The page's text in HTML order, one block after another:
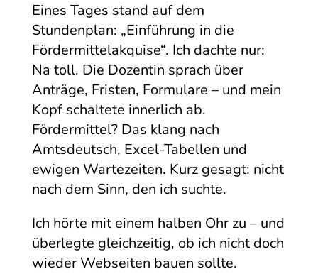
Eines Tages stand auf dem
Stundenplan: „Einführung in die
Fördermittelakquise“. Ich dachte nur:
Na toll. Die Dozentin sprach über
Anträge, Fristen, Formulare – und mein
Kopf schaltete innerlich ab.
Fördermittel? Das klang nach
Amtsdeutsch, Excel-Tabellen und
ewigen Wartezeiten. Kurz gesagt: nicht
nach dem Sinn, den ich suchte.
Ich hörte mit einem halben Ohr zu – und
überlegte gleichzeitig, ob ich nicht doch
wieder Webseiten bauen sollte.